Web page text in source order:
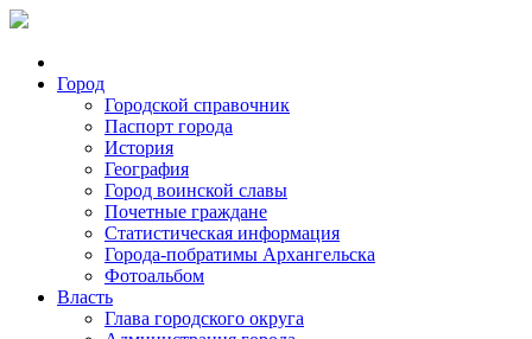
Город
Городской справочник
Паспорт города
История
География
Город воинской славы
Почетные граждане
Статистическая информация
Города-побратимы Архангельска
Фотоальбом
Власть
Глава городского округа